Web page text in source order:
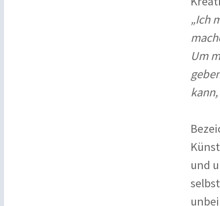
„Ich
Um
und